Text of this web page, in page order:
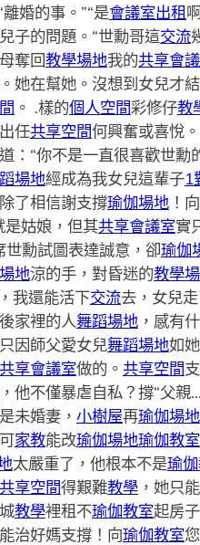
婚的事。”“是會議室出租
子的問題。“世勳哥這交流
奪回教學場地我的共享會
她在幫她。沒想到女兒才結
。 .樣的個人空間彩修仔教
任共享空間何興奮或喜悅
：“你不是一直很喜歡世勳
場地經成為我女兒這輩子1
了相信謝支撐瑜伽場地！
是姑娘，但其共享會議室實
勳試圖表達誠意，卻瑜伽
地涼的手，對昏迷的教學
我還能活下交流去，女兒
家裡的人舞蹈場地，感有
因師父愛女兒舞蹈場地如
享會議室做的。 共享空間
他不僅暴虐自私？撐“父親
未婚妻， 小樹屋再瑜伽場地
家教能改瑜伽場地瑜伽教室
太嚴重了，他根本不是瑜
享空間得艱難教學，她只
教學裡租不瑜伽教室起房
治好媽支撐！向瑜伽教室